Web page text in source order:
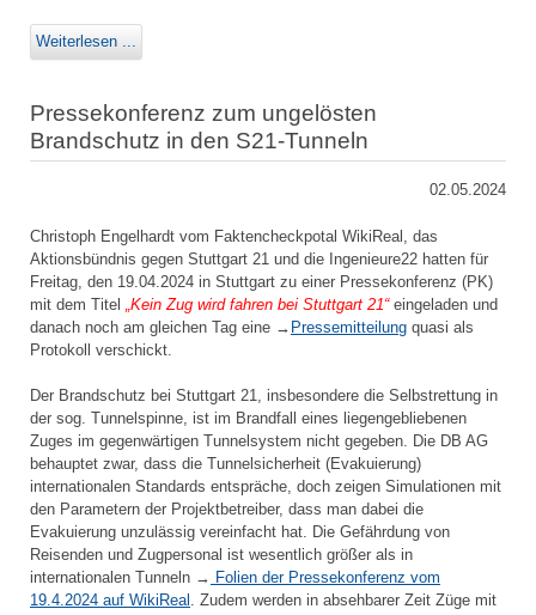
Weiterlesen ...
Pressekonferenz zum ungelösten
Brandschutz in den S21-Tunneln
02.05.2024
Christoph Engelhardt vom Faktencheckpotal WikiReal, das
Aktionsbündnis gegen Stuttgart 21 und die Ingenieure22 hatten für
Freitag, den 19.04.2024 in Stuttgart zu einer Pressekonferenz (PK)
mit dem Titel „Kein Zug wird fahren bei Stuttgart 21“eingeladen und
danach noch am gleichen Tag eine → Pressemitteilung quasi als
Protokoll verschickt.
Der Brandschutz bei Stuttgart 21, insbesondere die Selbstrettung in
der sog. Tunnelspinne, ist im Brandfall eines liegengebliebenen
Zuges im gegenwärtigen Tunnelsystem nicht gegeben. Die DB AG
behauptet zwar, dass die Tunnelsicherheit (Evakuierung)
internationalen Standards entspräche, doch zeigen Simulationen mit
den Parametern der Projektbetreiber, dass man dabei die
Evakuierung unzulässig vereinfacht hat. Die Gefährdung von
Reisenden und Zugpersonal ist wesentlich größer als in
internationalen Tunneln → Folien der Pressekonferenz vom
19.4.2024 auf WikiReal . Zudem werden in absehbarer Zeit Züge mit